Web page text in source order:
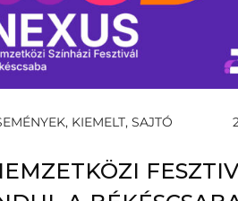
KIEMELT, SAJTÓ